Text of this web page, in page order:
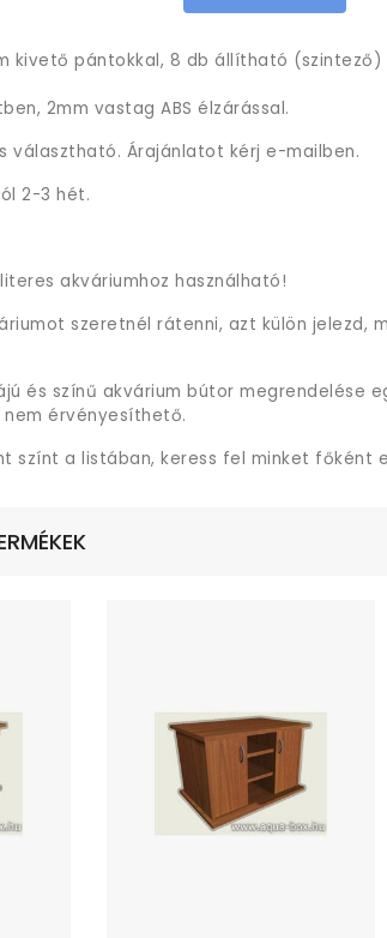
kivető pántokkal, 8 db állítható (szintező)
2mm vastag ABS élzárással.
választható. Árajánlatot kérj e-mailben.
2-3 hét.
akváriumhoz használható!
szeretnél rátenni, azt külön jelezd,
és színű akvárium bútor megrendelése
érvényesíthető.
színt a listában, keress fel minket főként